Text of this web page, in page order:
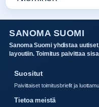
SANOMA SUOMI
Sanoma Suomi yhdistaa
layoutiin. Toimitus paivittaa
Suositut
Paivittaiset toimitusbriefit ja
Tietoa meistä